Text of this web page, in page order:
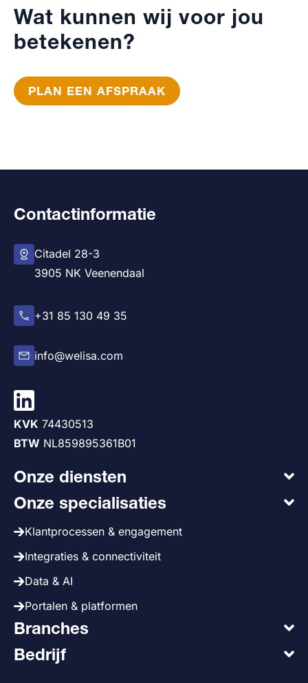
Wat kunnen wij voor jou
betekenen?
PLAN EEN AFSPRAAK
Contactinformatie
Citadel 28-3
3905 NK Veenendaal
+31 85 130 49 35
info@welisa.com
KVK 74430513
BTW NL859895361B01
Onze diensten
Onze specialisaties
Klantprocessen & engagement
Integraties & connectiviteit
Data & AI
Portalen & platformen
Branches
Bedrijf